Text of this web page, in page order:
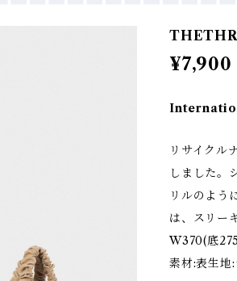
¥7,900
リサイクル
しました。
リルのよう
は、スリー
W370(底
素材:表生地